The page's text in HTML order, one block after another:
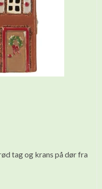
tag og krans på dør fra